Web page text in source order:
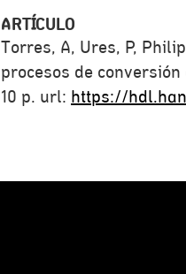
ARTÍCULO
Torres, A, Ures, P,
procesos de
10 p. url: https://